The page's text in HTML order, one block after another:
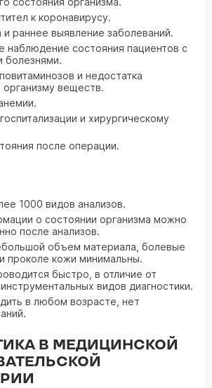
к коронавирусу.
и раннее выявление заболеваний.
наблюдение состояния пациентов с
болезнями.
и недостатка
веществ.
и хирургическому
после операции.
1000 видов анализов.
о состоянии организма можно
после анализов.
объем материала, болевые
проколе кожи минимальны.
быстро, в отличие от
видов диагностики.
в любом возрасте, нет
В МЕДИЦИНСКОЙ